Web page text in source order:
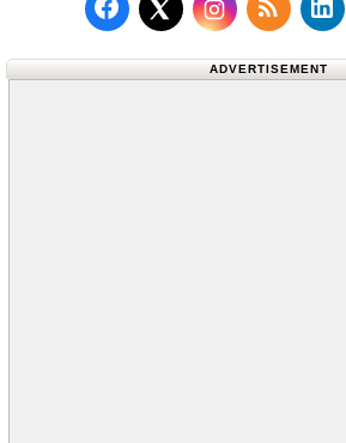
Follow us on Facebook
Follow us on X
ADVERTISEMENT